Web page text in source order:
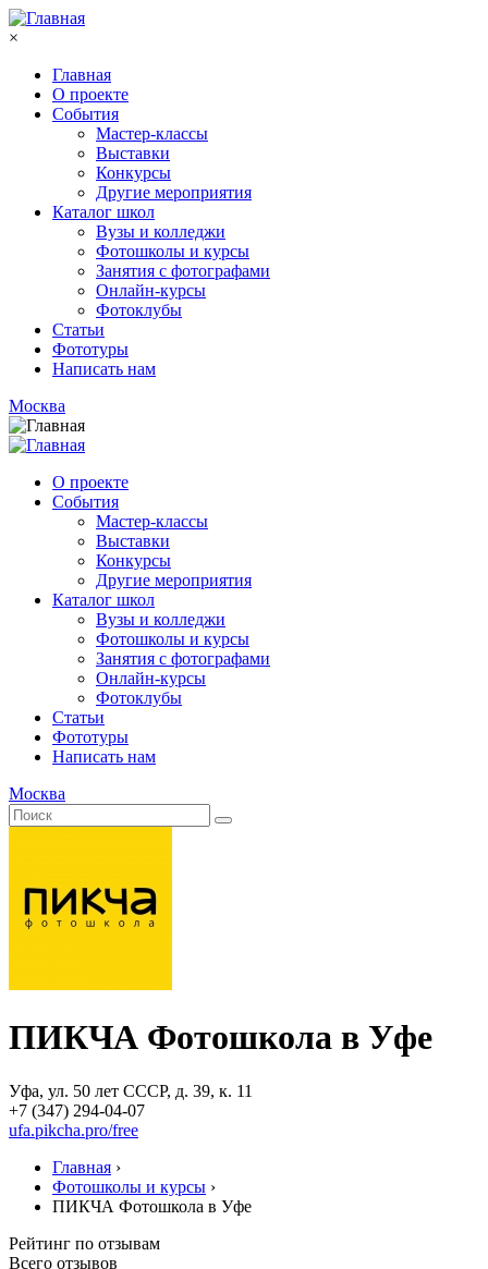
Перейти к основному содержанию
×
Главная
О проекте
События
Мастер-классы
Выставки
Конкурсы
Другие мероприятия
Каталог школ
Вузы и колледжи
Фотошколы и курсы
Занятия с фотографами
Онлайн-курсы
Фотоклубы
Статьи
Фототуры
Написать нам
Москва
О проекте
События
Мастер-классы
Выставки
Конкурсы
Другие мероприятия
Каталог школ
Вузы и колледжи
Фотошколы и курсы
Занятия с фотографами
Онлайн-курсы
Фотоклубы
Статьи
Фототуры
Написать нам
Москва
ПИКЧА Фотошкола в Уфе
Уфа, ул. 50 лет СССР, д. 39, к. 11
+7 (347) 294-04-07
ufa.pikcha.pro/free
Главная ›
Фотошколы и курсы ›
ПИКЧА Фотошкола в Уфе
Рейтинг по отзывам
Всего отзывов